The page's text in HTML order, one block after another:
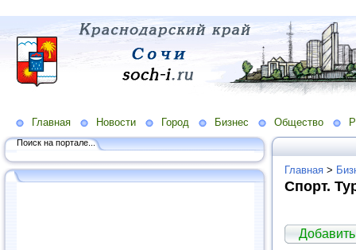
Главная Новости Город Бизнес Общество
Поиск на портале...
Главная >
Спорт.